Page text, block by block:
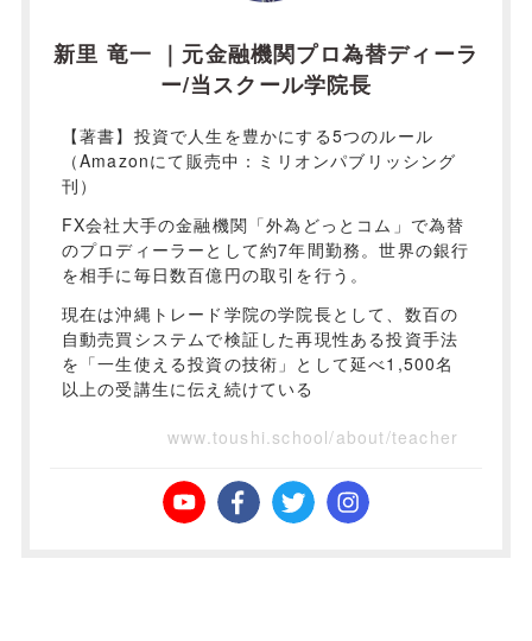
新里 竜一 ｜元金融機関プロ為替ディーラ
ー/当スクール学院長
【著書】投資で人生を豊かにする5つのルール
（Amazonにて販売中：ミリオンパブリッシング
刊）
FX会社大手の金融機関「外為どっとコム」で為替
のプロディーラーとして約7年間勤務。世界の銀行
を相手に毎日数百億円の取引を行う。
現在は沖縄トレード学院の学院長として、数百の
自動売買システムで検証した再現性ある投資手法
を「一生使える投資の技術」として延べ1,500名
以上の受講生に伝え続けている
www.toushi.school/about/teacher